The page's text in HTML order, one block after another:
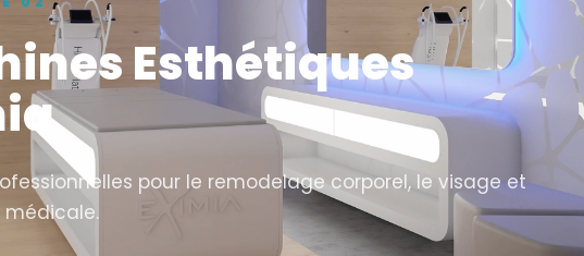
Esthétiques
pour le remodelage corporel, le visage et